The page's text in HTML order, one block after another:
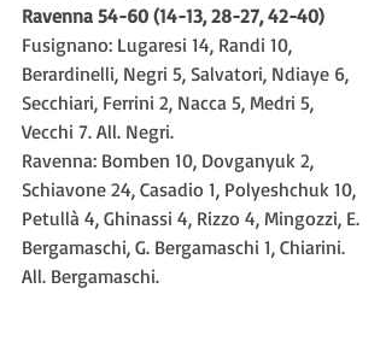
Ravenna 54-60 (14-13, 28-27, 42-40)
Fusignano: Lugaresi 14, Randi 10,
Berardinelli, Negri 5, Salvatori, Ndiaye 6,
Secchiari, Ferrini 2, Nacca 5, Medri 5,
Vecchi 7. All. Negri.
Ravenna: Bomben 10, Dovganyuk 2,
Schiavone 24, Casadio 1, Polyeshchuk 10,
Petullà 4, Ghinassi 4, Rizzo 4, Mingozzi, E.
Bergamaschi, G. Bergamaschi 1, Chiarini.
All. Bergamaschi.